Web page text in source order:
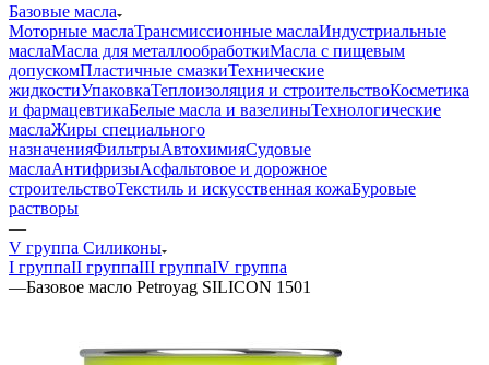
Базовые масла
Моторные маслаТрансмиссионные маслаИндустриальные
маслаМасла для металлообработкиМасла с пищевым
допускомПластичные смазкиТехнические
жидкостиУпаковкаТеплоизоляция и строительствоКосметика
и фармацевтикаБелые масла и вазелиныТехнологические
маслаЖиры специального
назначенияФильтрыАвтохимияСудовые
маслаАнтифризыАсфальтовое и дорожное
строительствоТекстиль и искусственная кожаБуровые
растворы
—
V группа Силиконы
I группаII группаIII группаIV группа
—Базовое масло Petroyag SILICON 1501